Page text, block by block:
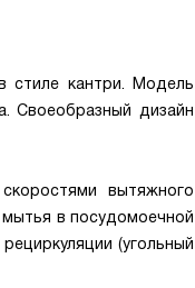
стиле кантри. Модель
Своеобразный дизайн
вытяжного
в посудомоечной
(угольный